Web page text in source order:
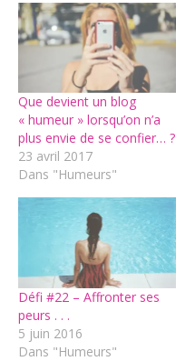
Que devient un blog
« humeur » lorsqu’on n’a
plus envie de se confier… ?
23 avril 2017
Dans "Humeurs"
Défi #22 – Affronter ses
peurs . . .
5 juin 2016
Dans "Humeurs"